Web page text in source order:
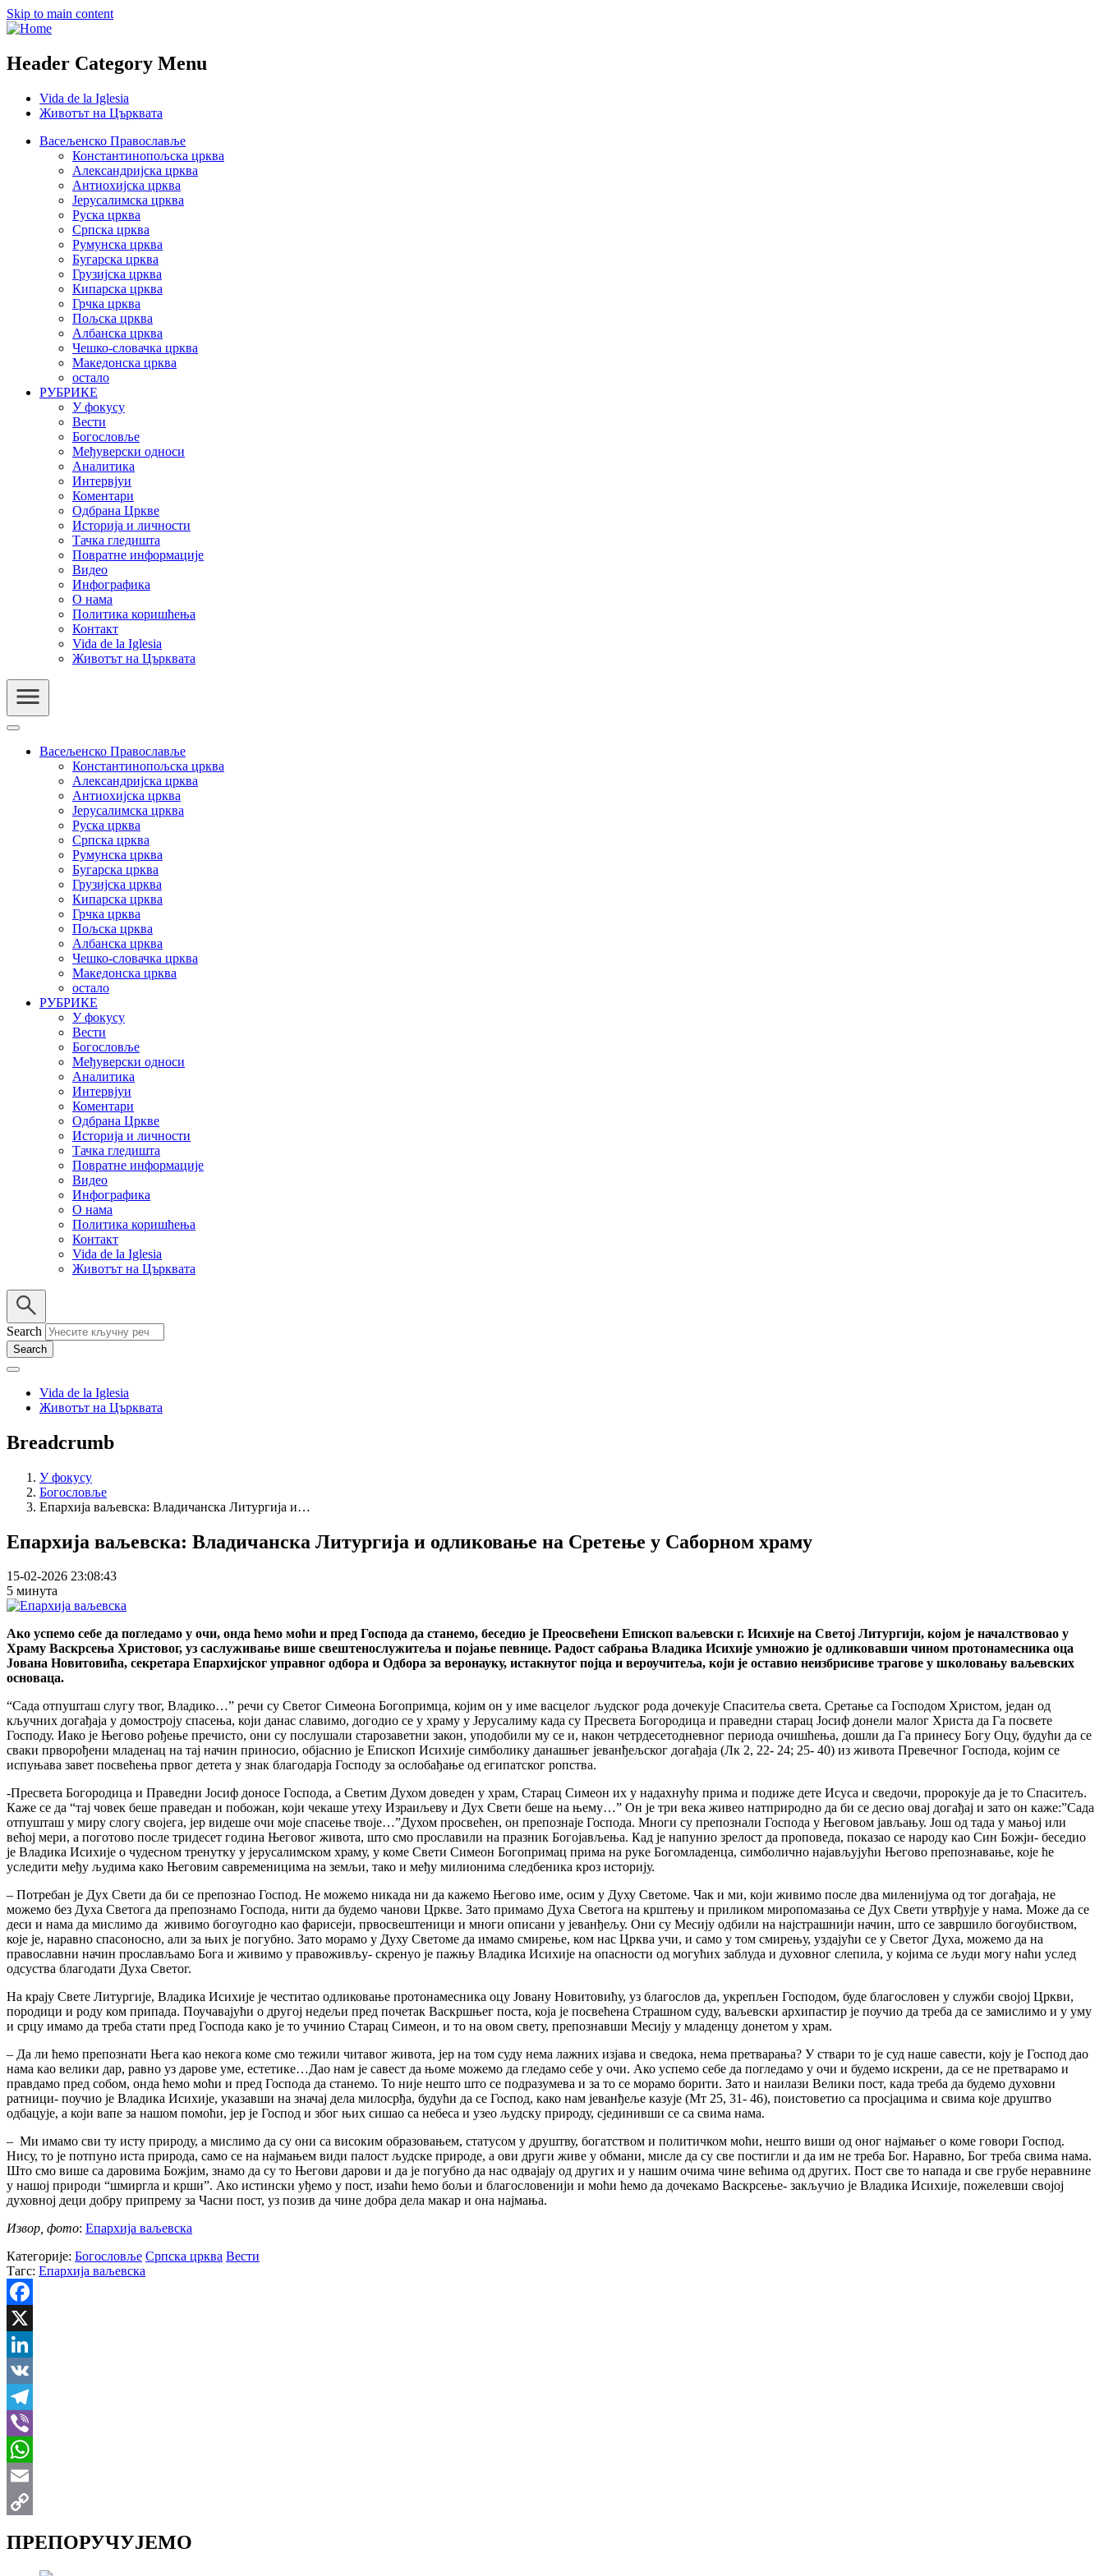
Skip to main content
Header Category Menu
Vida de la Iglesia
Животът на Църквата
Васељенско Православље
Константинопољска црква
Александријска црква
Антиохијска црква
Јерусалимска црква
Руска црква
Српска црква
Румунска црква
Бугарска црква
Грузијска црква
Кипарска црква
Грчка црква
Пољска црква
Албанска црква
Чешко-словачка црква
Македонска црква
остало
РУБРИКЕ
У фокусу
Вести
Богословље
Међуверски односи
Аналитика
Интервјуи
Коментари
Одбрана Цркве
Историја и личности
Тачка гледишта
Повратне информације
Видео
Инфографика
О нама
Политика коришћења
Контакт
Vida de la Iglesia
Животът на Църквата
Васељенско Православље
Константинопољска црква
Александријска црква
Антиохијска црква
Јерусалимска црква
Руска црква
Српска црква
Румунска црква
Бугарска црква
Грузијска црква
Кипарска црква
Грчка црква
Пољска црква
Албанска црква
Чешко-словачка црква
Македонска црква
остало
РУБРИКЕ
У фокусу
Вести
Богословље
Међуверски односи
Аналитика
Интервјуи
Коментари
Одбрана Цркве
Историја и личности
Тачка гледишта
Повратне информације
Видео
Инфографика
О нама
Политика коришћења
Контакт
Vida de la Iglesia
Животът на Църквата
Search
Vida de la Iglesia
Животът на Църквата
Breadcrumb
У фокусу
Богословље
Епархија ваљевска: Владичанска Литургија и…
Епархија ваљевска: Владичанска Литургија и одликовање на Сретење у Саборном храму
15-02-2026 23:08:43
5 минута
Ако успемо себе да погледамо у очи, онда ћемо моћи и пред Господа да станемо, беседио је Преосвећени Епископ ваљевски г. Исихије на Светој Литургији, којом је началствовао у
Храму Васкрсења Христовог, уз саслуживање више свештенослужитеља и појање певнице. Радост сабрања Владика Исихије умножио је одликовавши чином протонамесника оца
Јована Новитовића, секретара Епархијског управног одбора и Одбора за веронауку, истакнутог појца и вероучитеља, који је оставио неизбрисиве трагове у школовању ваљевских
основаца.
“Сада отпушташ слугу твог, Владико…” речи су Светог Симеона Богопримца, којим он у име васцелог људског рода дочекује Спаситеља света. Сретање са Господом Христом, један од
кључних догађаја у домостроју спасења, који данас славимо, догодио се у храму у Јерусалиму када су Пресвета Богородица и праведни старац Јосиф донели малог Христа да Га посвете
Господу. Иако је Његово рођење пречисто, они су послушали старозаветни закон, уподобили му се и, након четрдесетодневног периода очишћења, дошли да Га принесу Богу Оцу, будући да се
сваки прворођени младенац на тај начин приносио, објаснио је Епископ Исихије симболику данашњег јеванђељског догађаја (Лк 2, 22- 24; 25- 40) из живота Превечног Господа, којим се
испуњава завет посвећења првог детета у знак благодарја Господу за ослобађање од египатског ропства.
-Пресвета Богородица и Праведни Јосиф доносе Господа, а Светим Духом доведен у храм, Старац Симеон их у надахнућу прима и подиже дете Исуса и сведочи, пророкује да је то Спаситељ.
Каже се да “тај човек беше праведан и побожан, који чекаше утеху Израиљеву и Дух Свети беше на њему…” Он је три века живео натприродно да би се десио овај догађај и зато он каже:”Сада
отпушташ у миру слогу својега, јер видеше очи моје спасење твоје…”Духом просвећен, он препознаје Господа. Многи су препознали Господа у Његовом јављању. Још од тада у мањој или
већој мери, а поготово после тридесет година Његовог живота, што смо прославили на празник Богојављења. Кад је напунио зрелост да проповеда, показао се народу као Син Божји- беседио
је Владика Исихије о чудесном тренутку у јерусалимском храму, у коме Свети Симеон Богопримац прима на руке Богомладенца, симболично најављујући Његово препознавање, које ће
уследити међу људима како Његовим савременицима на земљи, тако и међу милионима следбеника кроз историју.
– Потребан је Дух Свети да би се препознао Господ. Не можемо никада ни да кажемо Његово име, осим у Духу Светоме. Чак и ми, који живимо после два миленијума од тог догађаја, не
можемо без Духа Светога да препознамо Господа, нити да будемо чанови Цркве. Зато примамо Духа Светога на крштењу и приликом миропомазања се Дух Свети утврђује у нама. Може да се
деси и нама да мислимо да живимо богоугодно као фарисеји, првосвештеници и многи описани у јеванђељу. Они су Месију одбили на најстрашнији начин, што се завршило богоубиством,
које је, наравно спасоносно, али за њих је погубно. Зато морамо у Духу Светоме да имамо смирење, ком нас Црква учи, и само у том смирењу, уздајући се у Светог Духа, можемо да на
православни начин прослављамо Бога и живимо у правоживљу- скренуо је пажњу Владика Исихије на опасности од могућих заблуда и духовног слепила, у којима се људи могу наћи услед
одсуства благодати Духа Светог.
На крају Свете Литургије, Владика Исихије је честитао одликовање протонамесника оцу Јовану Новитовићу, уз благослов да, укрепљен Господом, буде благословен у служби својој Цркви,
породици и роду ком припада. Поучавајући о другој недељи пред почетак Васкршњег поста, која је посвећена Страшном суду, ваљевски архипастир је поучио да треба да се замислимо и у уму
и срцу имамо да треба стати пред Господа како је то учинио Старац Симеон, и то на овом свету, препознавши Месију у младенцу донетом у храм.
– Да ли ћемо препознати Њега као некога коме смо тежили читавог живота, јер на том суду нема лажних изјава и сведока, нема претварања? У ствари то је суд наше савести, коју је Господ дао
нама као велики дар, равно уз дарове уме, естетике…Дао нам је савест да њоме можемо да гледамо себе у очи. Ако успемо себе да погледамо у очи и будемо искрени, да се не претварамо и
правдамо пред собом, онда ћемо моћи и пред Господа да станемо. То није нешто што се подразумева и за то се морамо борити. Зато и наилази Велики пост, када треба да будемо духовни
ратници- поучио је Владика Исихије, указавши на значај дела милосрђа, будући да се Господ, како нам јеванђеље казује (Мт 25, 31- 46), поистоветио са просјацима и свима које друштво
одбацује, а који вапе за нашом помоћи, јер је Господ и због њих сишао са небеса и узео људску природу, сјединивши се са свима нама.
– Ми имамо сви ту исту природу, а мислимо да су они са високим образовањем, статусом у друштву, богатством и политичком моћи, нешто виши од оног најмањег о коме говори Господ.
Нису, то је потпуно иста природа, само се на најмањем види палост људске природе, а ови други живе у обмани, мисле да су све постигли и да им не треба Бог. Наравно, Бог треба свима нама.
Што смо више са даровима Божјим, знамо да су то Његови дарови и да је погубно да нас одвајају од других и у нашим очима чине већима од других. Пост све то напада и све грубе неравнине
у нашој природи “шмиргла и крши”. Ако истински уђемо у пост, изаћи ћемо бољи и благословенији и моћи ћемо да дочекамо Васкрсење- закључио је Владика Исихије, пожелевши својој
духовној деци добру припрему за Часни пост, уз позив да чине добра дела макар и она најмања.
Извор, фото: Епархија ваљевска
Категорије: Богословље Српска црква Вести
Тагс: Епархија ваљевска
Facebook
X
LinkedIn
VK
Telegram
Viber
WhatsApp
Email
ПРЕПОРУЧУЈЕМО